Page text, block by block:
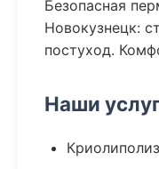
Безопасная
Новокузнецк:
постуход.
Наши